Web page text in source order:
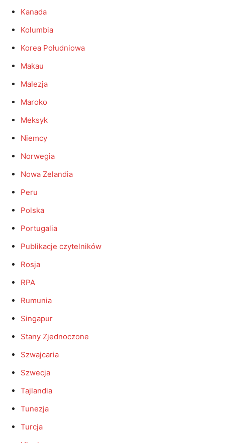
Kanada
Kolumbia
Korea Południowa
Makau
Malezja
Maroko
Meksyk
Niemcy
Norwegia
Nowa Zelandia
Peru
Polska
Portugalia
Publikacje czytelników
Rosja
RPA
Rumunia
Singapur
Stany Zjednoczone
Szwajcaria
Szwecja
Tajlandia
Tunezja
Turcja